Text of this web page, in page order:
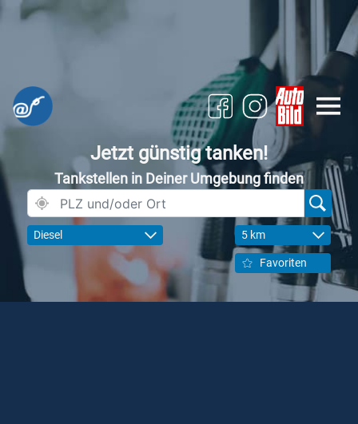
Jetzt günstig tanken!
Tankstellen in Deiner Umgebung finden
Diesel 5 km
Favoriten